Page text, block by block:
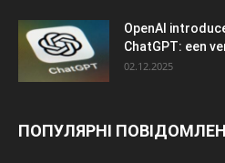
OpenAI
ChatGPT: een
02.12.2025
ПОПУЛЯРНІ